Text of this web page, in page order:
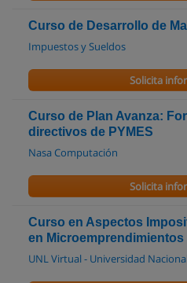
Curso de Desarrollo de
Impuestos y Sueldos
Solicita
Curso de Plan Avanza:
directivos de PYMES
Nasa Computación
Solicita
Curso en Aspectos
en Microemprendimientos
UNL Virtual - Universidad